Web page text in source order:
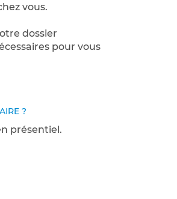
vous.
dossier
pour vous
?
présentiel.